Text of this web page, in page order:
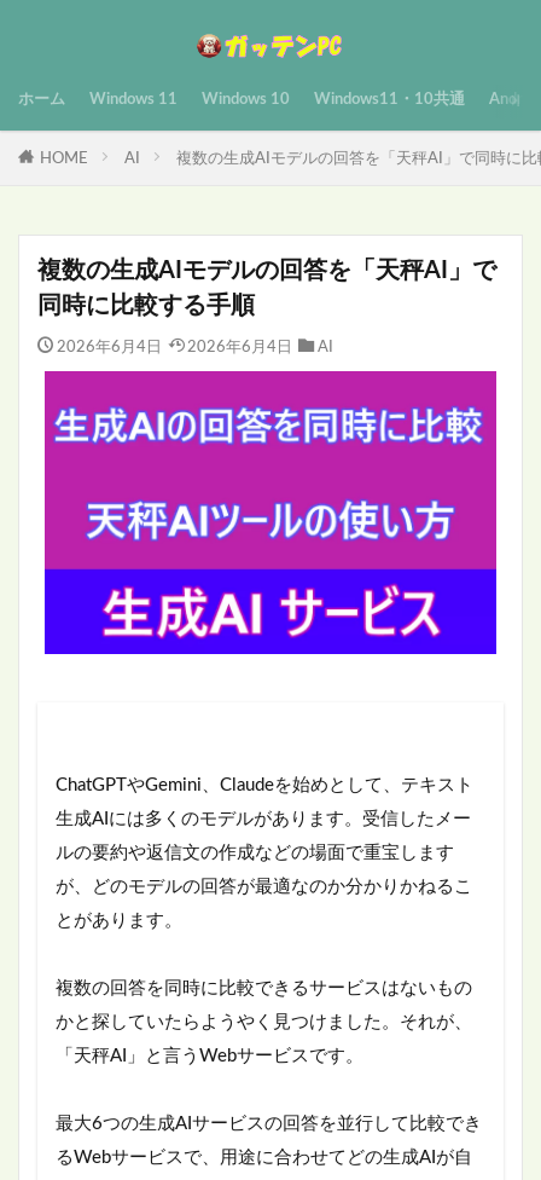
ホーム Windows 11 Windows 10 Windows11・10共通
HOME AI 複数の生成AIモデルの回答を「天秤AI」で同時に
複数の生成AIモデルの回答を「天秤AI」で
同時に比較する手順
2026年6月4日 2026年6月4日 AI
ChatGPTやGemini、Claudeを始めとして、テキスト
生成AIには多くのモデルがあります。受信したメー
ルの要約や返信文の作成などの場面で重宝します
が、どのモデルの回答が最適なのか分かりかねるこ
とがあります。
複数の回答を同時に比較できるサービスはないもの
かと探していたらようやく見つけました。それが、
「天秤AI」と言うWebサービスです。
最大6つの生成AIサービスの回答を並行して比較でき
るWebサービスで、用途に合わせてどの生成AIが自